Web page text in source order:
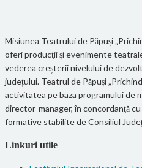
Misiunea Teatrului de Păpuși
oferi producţii și evenimente
vederea creșterii nivelului de
județului. Teatrul de Păpuși
activitatea pe baza programului de
director-manager, în concordanţă
formative stabilite de Consiliul
Linkuri utile